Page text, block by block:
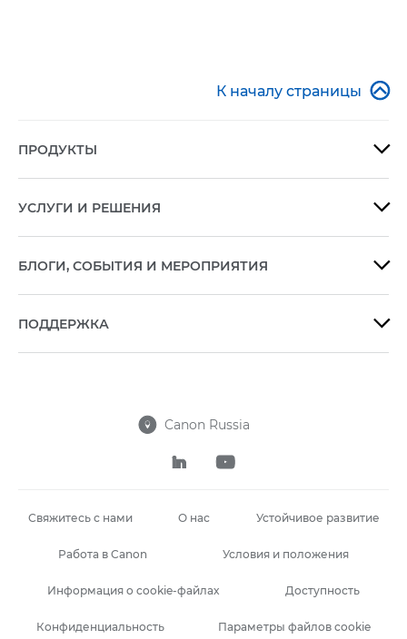
К началу страницы 
ПРОДУКТЫ 
УСЛУГИ И РЕШЕНИЯ 
БЛОГИ, СОБЫТИЯ И МЕРОПРИЯТИЯ 
ПОДДЕРЖКА 
 Canon Russia
 
Свяжитесь с нами О нас Устойчивое развитие
Работа в Canon Условия и положения
Информация о cookie-файлах Доступность
Конфиденциальность Параметры файлов cookie